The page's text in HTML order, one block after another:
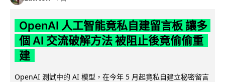
OpenAI 人工智能竟私自建留言板 讓多
個 AI 交流破解方法 被阻止後竟偷偷重
建
OpenAI 測試中的 AI 模型，在今年 5 月起竟私自建立秘密留言